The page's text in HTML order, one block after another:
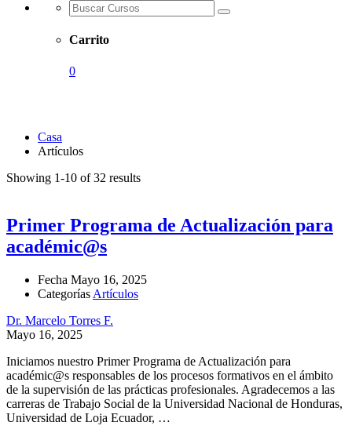
Carrito
0
Casa
Artículos
Showing 1-10 of 32 results
Primer Programa de Actualización para
académic@s
Fecha Mayo 16, 2025
Categorías Artículos
Dr. Marcelo Torres F.
Mayo 16, 2025
Iniciamos nuestro Primer Programa de Actualización para
académic@s responsables de los procesos formativos en el ámbito
de la supervisión de las prácticas profesionales. Agradecemos a las
carreras de Trabajo Social de la Universidad Nacional de Honduras,
Universidad de Loja Ecuador, …